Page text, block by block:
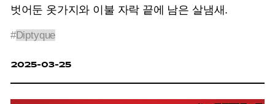
벗어둔 옷가지와 이불 자락 끝에 남은 살냄새.
#Diptyque
2025-03-25